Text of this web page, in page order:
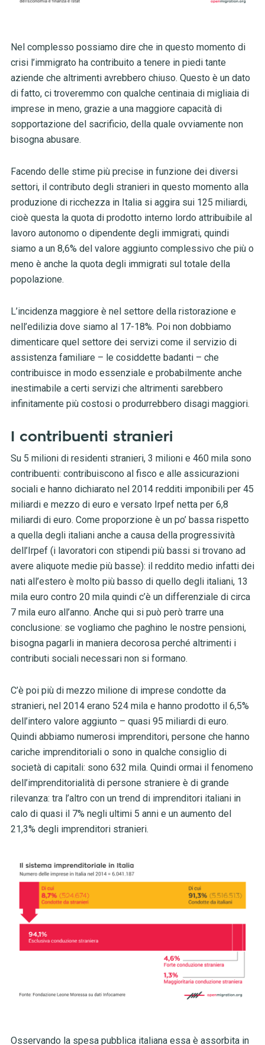
Nel complesso possiamo dire che in questo momento di
crisi l’immigrato ha contribuito a tenere in piedi tante
aziende che altrimenti avrebbero chiuso. Questo è un dato
di fatto, ci troveremmo con qualche centinaia di migliaia di
imprese in meno, grazie a una maggiore capacità di
sopportazione del sacrificio, della quale ovviamente non
bisogna abusare.
Facendo delle stime più precise in funzione dei diversi
settori, il contributo degli stranieri in questo momento alla
produzione di ricchezza in Italia si aggira sui 125 miliardi,
cioè questa la quota di prodotto interno lordo attribuibile al
lavoro autonomo o dipendente degli immigrati, quindi
siamo a un 8,6% del valore aggiunto complessivo che più o
meno è anche la quota degli immigrati sul totale della
popolazione.
L’incidenza maggiore è nel settore della ristorazione e
nell’edilizia dove siamo al 17-18%. Poi non dobbiamo
dimenticare quel settore dei servizi come il servizio di
assistenza familiare – le cosiddette badanti – che
contribuisce in modo essenziale e probabilmente anche
inestimabile a certi servizi che altrimenti sarebbero
infinitamente più costosi o produrrebbero disagi maggiori.
I contribuenti stranieri
Su 5 milioni di residenti stranieri, 3 milioni e 460 mila sono
contribuenti: contribuiscono al fisco e alle assicurazioni
sociali e hanno dichiarato nel 2014 redditi imponibili per 45
miliardi e mezzo di euro e versato Irpef netta per 6,8
miliardi di euro. Come proporzione è un po’ bassa rispetto
a quella degli italiani anche a causa della progressività
dell’Irpef (i lavoratori con stipendi più bassi si trovano ad
avere aliquote medie più basse): il reddito medio infatti dei
nati all’estero è molto più basso di quello degli italiani, 13
mila euro contro 20 mila quindi c’è un differenziale di circa
7 mila euro all’anno. Anche qui si può però trarre una
conclusione: se vogliamo che paghino le nostre pensioni,
bisogna pagarli in maniera decorosa perché altrimenti i
contributi sociali necessari non si formano.
C’è poi più di mezzo milione di imprese condotte da
stranieri, nel 2014 erano 524 mila e hanno prodotto il 6,5%
dell’intero valore aggiunto – quasi 95 miliardi di euro.
Quindi abbiamo numerosi imprenditori, persone che hanno
cariche imprenditoriali o sono in qualche consiglio di
società di capitali: sono 632 mila. Quindi ormai il fenomeno
dell’imprenditorialità di persone straniere è di grande
rilevanza: tra l’altro con un trend di imprenditori italiani in
calo di quasi il 7% negli ultimi 5 anni e un aumento del
21,3% degli imprenditori stranieri.
Osservando la spesa pubblica italiana essa è assorbita in